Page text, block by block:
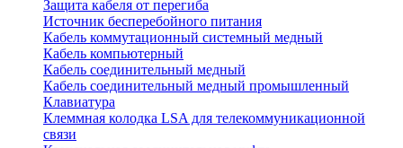
Защита кабеля от перегиба
Источник бесперебойного питания
Кабель коммутационный системный медный
Кабель компьютерный
Кабель соединительный медный
Кабель соединительный медный промышленный
Клавиатура
Клеммная колодка LSA для телекоммуникационной
связи